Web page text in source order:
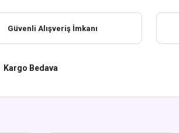
Güvenli Alışveriş İmkanı
Kargo Bedava